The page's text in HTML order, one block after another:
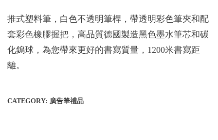
推式塑料筆，白色不透明筆桿，帶透明彩色筆夾和配
套彩色橡膠握把，高品質德國製造黑色墨水筆芯和碳
化鎢球，為您帶來更好的書寫質量，1200米書寫距
離。
CATEGORY: 廣告筆禮品